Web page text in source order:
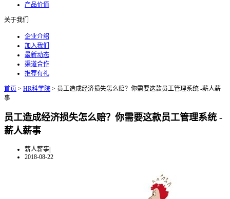
产品价值
关于我们
企业介绍
加入我们
最新动态
渠道合作
推荐有礼
首页 > HR科学院 > 员工造成经济损失怎么赔？你需要这款员工管理系统 -薪人薪
事
员工造成经济损失怎么赔？你需要这款员工管理系统 -
薪人薪事
薪人薪事|
2018-08-22